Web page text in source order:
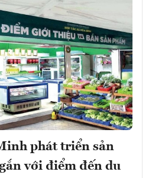
phát triển sản
với điểm đến du